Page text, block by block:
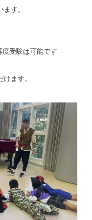
す。
受験は可能です
ます。